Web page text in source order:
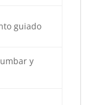
guiado
y